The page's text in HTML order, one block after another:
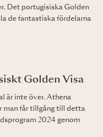
Det portugisiska Golden
de fantastiska fördelarna
Golden Visa
är inte över. Athena
man får tillgång till detta
2024 genom